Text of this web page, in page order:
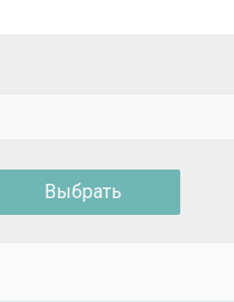
Выбрать